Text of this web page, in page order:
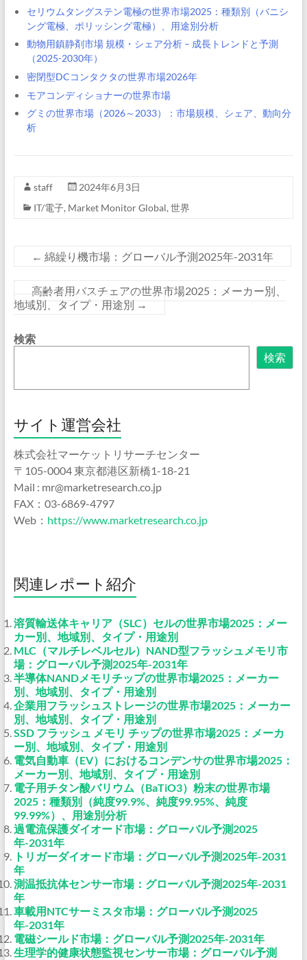
セリウムタングステン電極の世界市場2025：種類別（バニシ
ング電極、ポリッシング電極）、用途別分析
動物用鎮静剤市場 規模・シェア分析 – 成長トレンドと予測
（2025-2030年）
密閉型DCコンタクタの世界市場2026年
モアコンディショナーの世界市場
グミの世界市場（2026～2033）：市場規模、シェア、動向分
析
staff
2024年6月3日
IT/電子, Market Monitor Global, 世界
← 綿繰り機市場：グローバル予測2025年-2031年
高齢者用バスチェアの世界市場2025：メーカー別、
地域別、タイプ・用途別 →
検索
検索
サイト運営会社
株式会社マーケットリサーチセンター
〒105-0004 東京都港区新橋1-18-21
Mail : mr@marketresearch.co.jp
FAX：03-6869-4797
Web： https://www.marketresearch.co.jp
関連レポート紹介
溶質輸送体キャリア（SLC）セルの世界市場2025：メー
カー別、地域別、タイプ・用途別
MLC（マルチレベルセル）NAND型フラッシュメモリ市
場：グローバル予測2025年-2031年
半導体NANDメモリチップの世界市場2025：メーカー
別、地域別、タイプ・用途別
企業用フラッシュストレージの世界市場2025：メーカー
別、地域別、タイプ・用途別
SSD フラッシュ メモリ チップの世界市場2025：メーカ
ー別、地域別、タイプ・用途別
電気自動車（EV）におけるコンデンサの世界市場2025：
メーカー別、地域別、タイプ・用途別
電子用チタン酸バリウム（BaTiO3）粉末の世界市場
2025：種類別（純度99.9%、純度99.95%、純度
99.99%）、用途別分析
過電流保護ダイオード市場：グローバル予測2025
年-2031年
トリガーダイオード市場：グローバル予測2025年-2031
年
測温抵抗体センサー市場：グローバル予測2025年-2031
年
車載用NTCサーミスタ市場：グローバル予測2025
年-2031年
電磁シールド市場：グローバル予測2025年-2031年
生理学的健康状態監視センサー市場：グローバル予測